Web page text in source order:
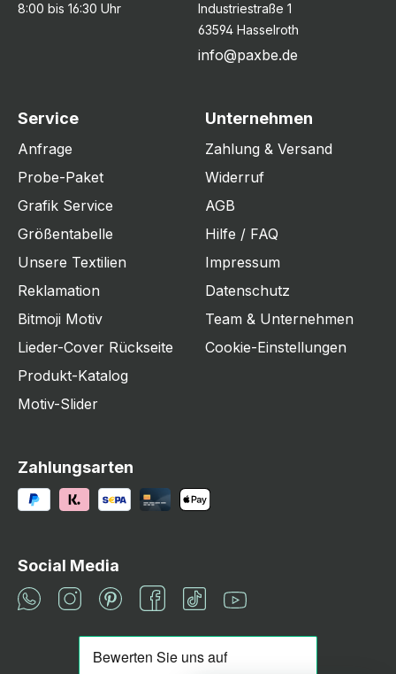
8:00 bis 16:30 Uhr
Industriestraße 1
63594 Hasselroth
info@paxbe.de
Service
Anfrage
Probe-Paket
Grafik Service
Größentabelle
Unsere Textilien
Reklamation
Bitmoji Motiv
Lieder-Cover Rückseite
Produkt-Katalog
Motiv-Slider
Unternehmen
Zahlung & Versand
Widerruf
AGB
Hilfe / FAQ
Impressum
Datenschutz
Team & Unternehmen
Cookie-Einstellungen
Zahlungsarten
Social Media